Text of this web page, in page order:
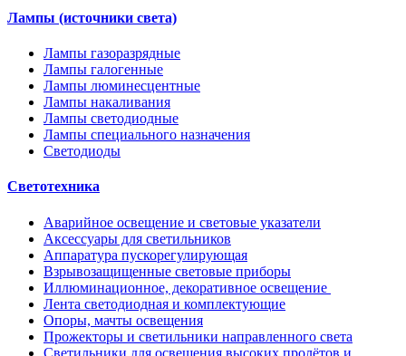
Лампы (источники света)
Лампы газоразрядные
Лампы галогенные
Лампы люминесцентные
Лампы накаливания
Лампы светодиодные
Лампы специального назначения
Светодиоды
Светотехника
Аварийное освещение и световые указатели
Аксессуары для светильников
Аппаратура пускорегулирующая
Взрывозащищенные световые приборы
Иллюминационное, декоративное освещение
Лента светодиодная и комплектующие
Опоры, мачты освещения
Прожекторы и светильники направленного света
Светильники для освещения высоких пролётов и